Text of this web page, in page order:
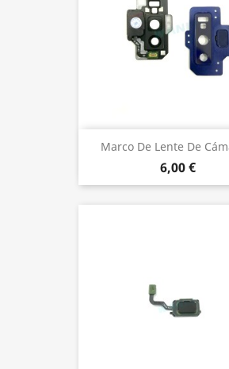
Marco De Lente De
6,00 €